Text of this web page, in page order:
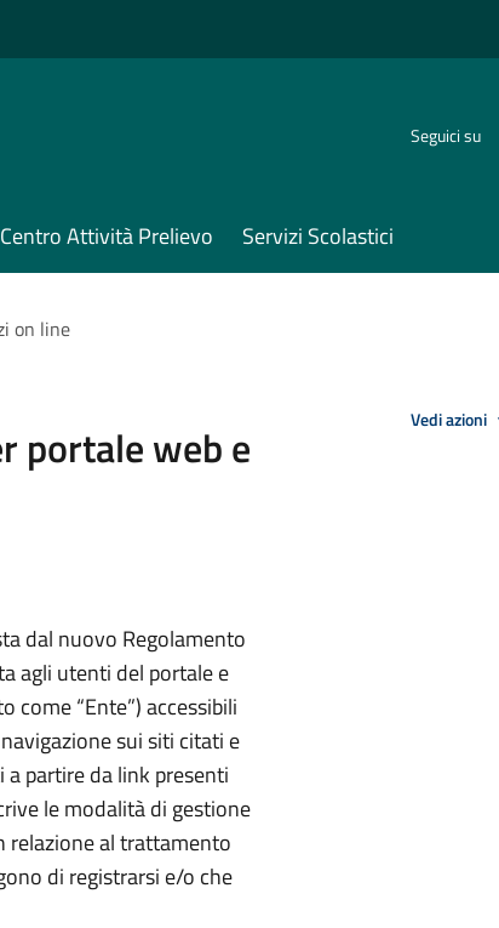
Seguici su
Centro Attività Prelievo Servizi Scolastici
on line
portale web e
dal nuovo Regolamento
agli utenti del portale e
come “Ente”) accessibili
sui siti citati e
partire da link presenti
le modalità di gestione
relazione al trattamento
di registrarsi e/o che
Vedi azioni